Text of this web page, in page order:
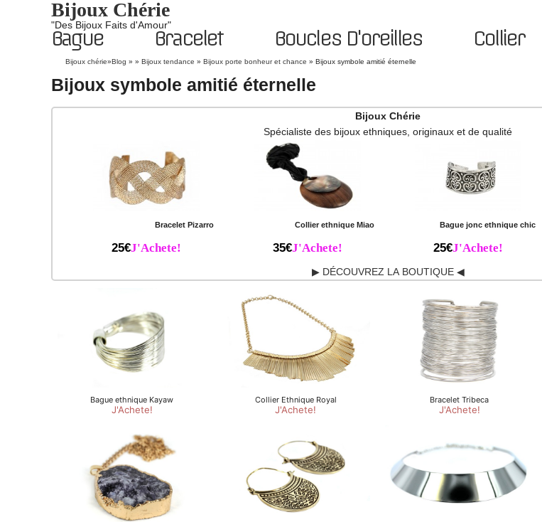
Bijoux Chérie
"Des Bijoux Faits d'Amour"
Bague Bracelet Boucles D'oreilles Collier
Bijoux chérie»Blog » » Bijoux tendance » Bijoux porte bonheur et chance » Bijoux symbole amitié éternelle
Bijoux symbole amitié éternelle
Bijoux Chérie
Spécialiste des bijoux ethniques, originaux et de qualité
Bracelet Pizarro
25€J'Achete!
Collier ethnique Miao
35€J'Achete!
Bague jonc ethnique chic
25€J'Achete!
▶ DÉCOUVREZ LA BOUTIQUE ◀